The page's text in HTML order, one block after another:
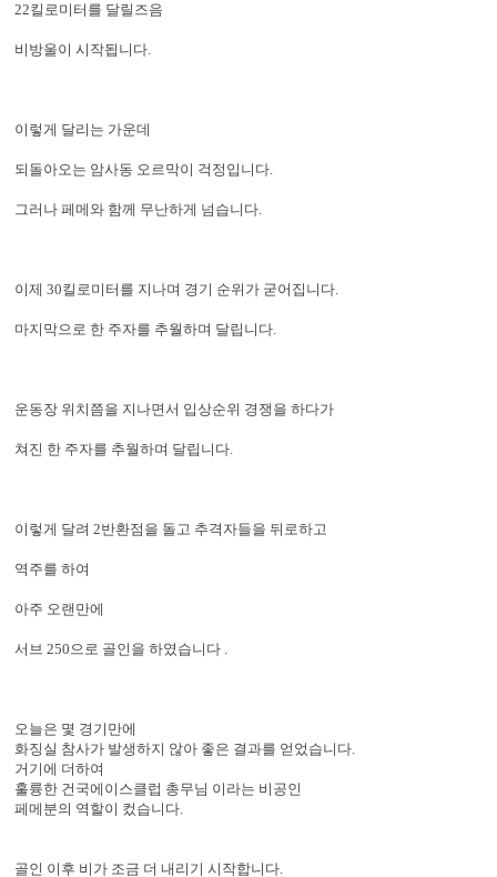
22킬로미터를 달릴즈음
비방울이 시작됩니다.
이렇게 달리는 가운데
되돌아오는 암사동 오르막이 걱정입니다.
그러나 페메와 함께 무난하게 넘습니다.
이제 30킬로미터를 지나며 경기 순위가 굳어집니다.
마지막으로 한 주자를 추월하며 달립니다.
운동장 위치쯤을 지나면서 입상순위 경쟁을 하다가
쳐진 한 주자를 추월하며 달립니다.
이렇게 달려 2반환점을 돌고 추격자들을 뒤로하고
역주를 하여
아주 오랜만에
서브 250으로 골인을 하였습니다 .
오늘은 몇 경기만에
화징실 참사가 발생하지 않아 좋은 결과를 얻었습니다.
거기에 더하여
훌륭한 건국에이스클럽 총무님 이라는 비공인
페메분의 역할이 컸습니다.
골인 이후 비가 조금 더 내리기 시작합니다.